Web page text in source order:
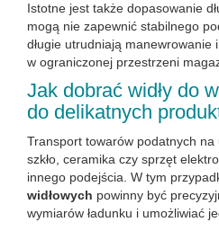
Istotne jest także dopasowanie
mogą nie zapewnić stabilnego
długie utrudniają manewrowanie
w ograniczonej przestrzeni
Jak dobrać widły do
do delikatnych
Transport towarów podatnych
szkło, ceramika czy sprzęt
innego podejścia. W tym
widłowych powinny być
wymiarów ładunku i umożliwiać